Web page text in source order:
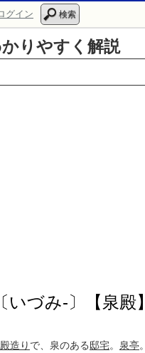
グイン 検索
りやすく解説
づみ‐〕【泉殿】
造り で、泉のある邸宅。 泉亭。